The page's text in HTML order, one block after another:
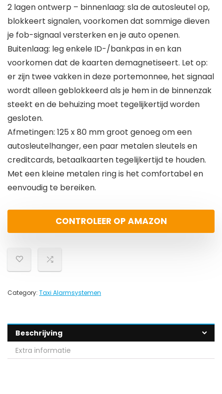
2 lagen ontwerp – binnenlaag: sla de autosleutel op,
blokkeert signalen, voorkomen dat sommige dieven
je fob-signaal versterken en je auto openen.
Buitenlaag: leg enkele ID-/bankpas in en kan
voorkomen dat de kaarten demagnetiseert. Let op:
er zijn twee vakken in deze portemonnee, het signaal
wordt alleen geblokkeerd als je hem in de binnenzak
steekt en de behuizing moet tegelijkertijd worden
gesloten.
Afmetingen: 125 x 80 mm groot genoeg om een
autosleutelhanger, een paar metalen sleutels en
creditcards, betaalkaarten tegelijkertijd te houden.
Met een kleine metalen ring is het comfortabel en
eenvoudig te bereiken.
CONTROLEER OP AMAZON
Category: Taxi Alarmsystemen
Beschrijving
Extra informatie